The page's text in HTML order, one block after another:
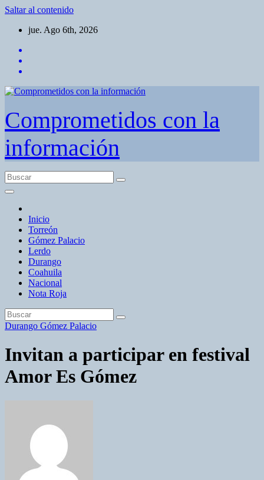
Saltar al contenido
jue. Ago 6th, 2026
Comprometidos con la
información
Inicio
Torreón
Gómez Palacio
Lerdo
Durango
Coahuila
Nacional
Nota Roja
Durango Gómez Palacio
Invitan a participar en festival
Amor Es Gómez